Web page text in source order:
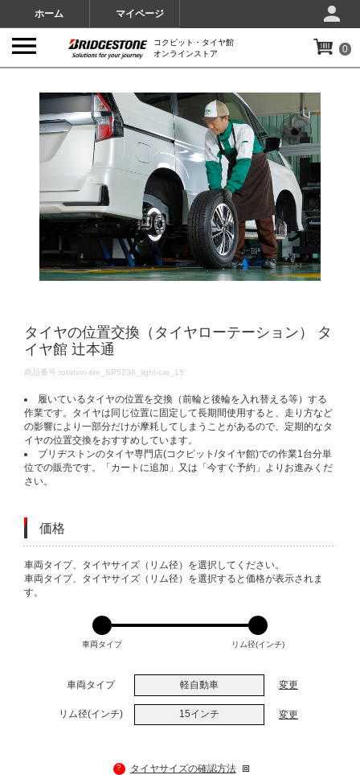
ホーム マイページ
コクピット・タイヤ館
オンラインストア
0
タイヤの位置交換（タイヤローテーション） タ
イヤ館 辻本通
DETAILS
商品番号 rotation-tire_SP5238_light-car_15
履いているタイヤの位置を交換（前輪と後輪を入れ替える等）する
作業です。タイヤは同じ位置に固定して長期間使用すると、走り方など
の影響により一部分だけが摩耗してしまうことがあるので、定期的なタ
イヤの位置交換をおすすめしています。
ブリヂストンのタイヤ専門店(コクピット/タイヤ館)での作業1台分単
位での販売です。「カートに追加」又は「今すぐ予約」よりお進みくだ
さい。
価格
VARIATIONS
車両タイプ、タイヤサイズ（リム径）を選択してください。
車両タイプ、タイヤサイズ（リム径）を選択すると価格が表示されま
す。
車両タイプ リム径(インチ)
車両タイプ 軽自動車 変更
リム径(インチ) 15インチ 変更
? タイヤサイズの確認方法